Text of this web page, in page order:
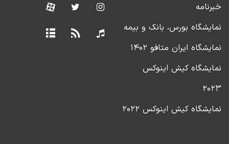
خبرنامه
نمایشگاه بورس، بانک و بیمه
نمایشگاه ایران متافو ۱۴۰۲
نمایشگاه کیش اینوکس
۲۰۲۳
نمایشگاه کیش اینوکس ۲۰۲۲